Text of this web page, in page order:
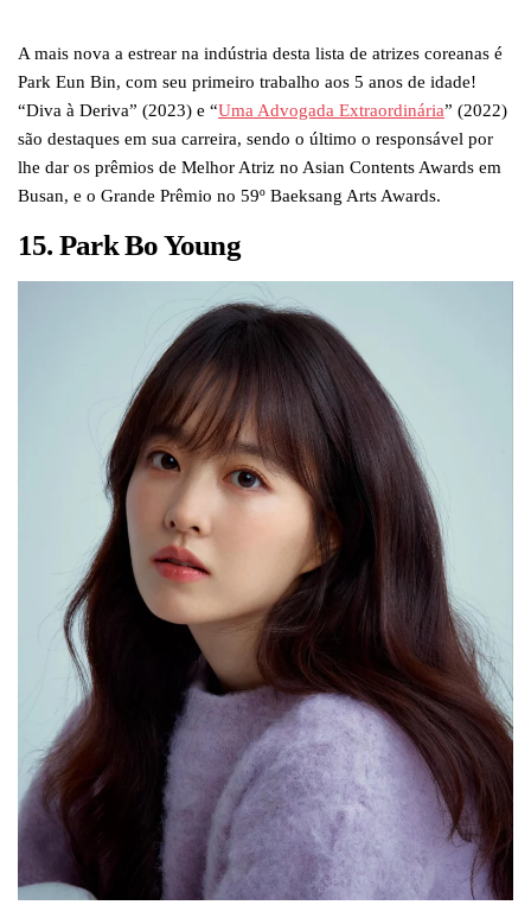
A mais nova a estrear na indústria desta lista de atrizes coreanas é
Park Eun Bin, com seu primeiro trabalho aos 5 anos de idade!
“Diva à Deriva” (2023) e “Uma Advogada Extraordinária” (2022)
são destaques em sua carreira, sendo o último o responsável por
lhe dar os prêmios de Melhor Atriz no Asian Contents Awards em
Busan, e o Grande Prêmio no 59º Baeksang Arts Awards.
15. Park Bo Young